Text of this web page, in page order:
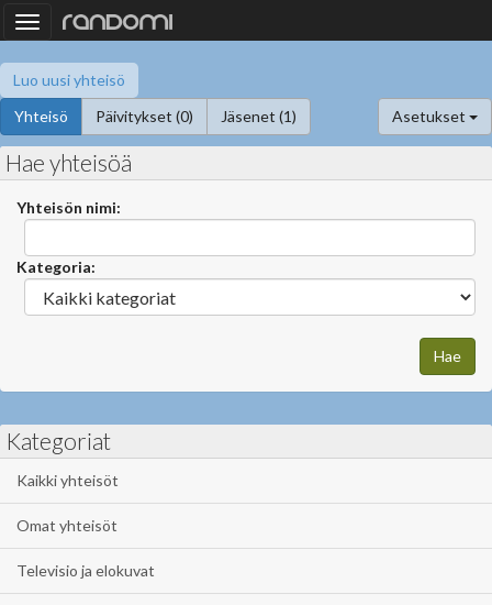
Toggle
navigation
Luo uusi yhteisö
Yhteisö
Päivitykset (0) Jäsenet (1) Asetukset
Hae yhteisöä
Yhteisön nimi:
Kategoria:
Kategoriat
Kaikki yhteisöt
Omat yhteisöt
Televisio ja elokuvat